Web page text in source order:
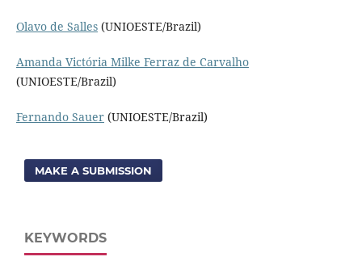
Olavo de Salles(UNIOESTE/Brazil)
Amanda Victória Milke Ferraz de Carvalho
(UNIOESTE/Brazil)
Fernando Sauer(UNIOESTE/Brazil)
MAKE A SUBMISSION
KEYWORDS